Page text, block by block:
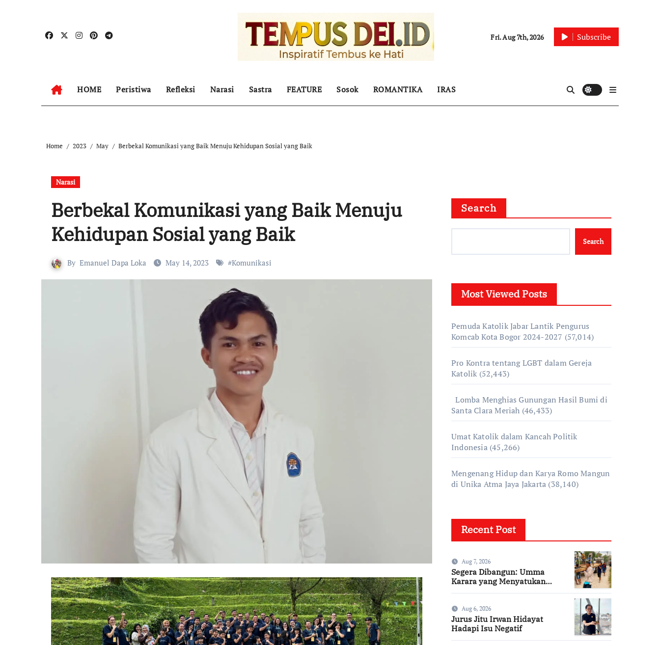
Fri. Aug 7th, 2026 Subscribe
HOME Peristiwa Refleksi Narasi Sastra FEATURE Sosok ROMANTIKA IRAS
Home 2023 May Berbekal Komunikasi yang Baik Menuju Kehidupan Sosial yang Baik
Narasi
Berbekal Komunikasi yang Baik Menuju
Kehidupan Sosial yang Baik
By Emanuel Dapa Loka May 14, 2023 #Komunikasi
Search
Search
Most Viewed Posts
Pemuda Katolik Jabar Lantik Pengurus
Komcab Kota Bogor 2024-2027 (57,014)
Pro Kontra tentang LGBT dalam Gereja
Katolik (52,443)
Lomba Menghias Gunungan Hasil Bumi di
Santa Clara Meriah (46,433)
Umat Katolik dalam Kancah Politik
Indonesia (45,266)
Mengenang Hidup dan Karya Romo Mangun
di Unika Atma Jaya Jakarta (38,140)
Recent Post
Aug 7, 2026
Segera Dibangun: Umma
Karara yang Menyatukan
Aug 6, 2026
Jurus Jitu Irwan Hidayat
Hadapi Isu Negatif